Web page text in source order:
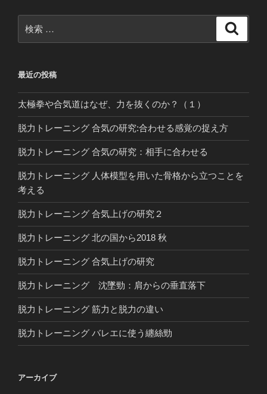
索:
最近の投稿
太極拳や合気道はなぜ、力を抜くのか？（１）
脱力トレーニング 合気の研究:合わせる感覚の捉え方
脱力トレーニング 合気の研究：相手に合わせる
脱力トレーニング 人体模型を用いた骨格から立つことを
考える
脱力トレーニング 合気上げの研究２
脱力トレーニング 北の国から2018 秋
脱力トレーニング 合気上げの研究
脱力トレーニング 沈墜勁：肩からの垂直落下
脱力トレーニング 筋力と脱力の違い
脱力トレーニング バレエに使う纏絲勁
アーカイブ